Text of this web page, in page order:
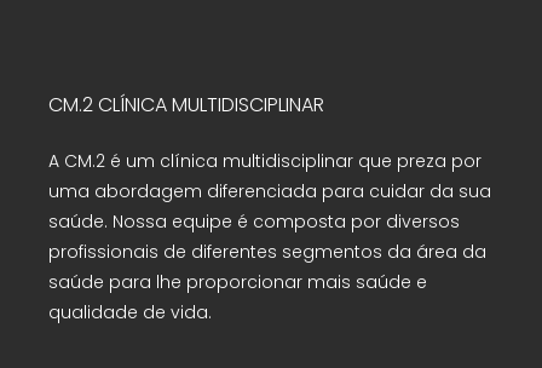
CM.2 CLÍNICA MULTIDISCIPLINAR
A CM.2 é um clínica multidisciplinar que preza por
uma abordagem diferenciada para cuidar da sua
saúde. Nossa equipe é composta por diversos
profissionais de diferentes segmentos da área da
saúde para lhe proporcionar mais saúde e
qualidade de vida.